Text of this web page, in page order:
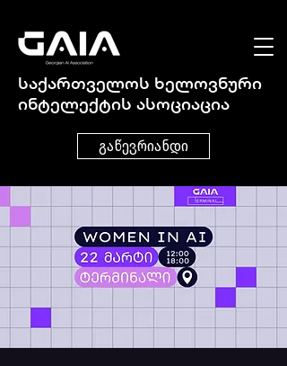
საქართველოს ხელოვნური
ინტელექტის ასოციაცია
გაწევრიანდი